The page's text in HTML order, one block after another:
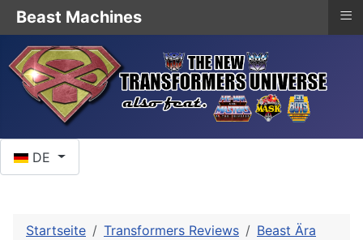
DE
Startseite Transformers Reviews
Beast Ära
Beast Machines ≡